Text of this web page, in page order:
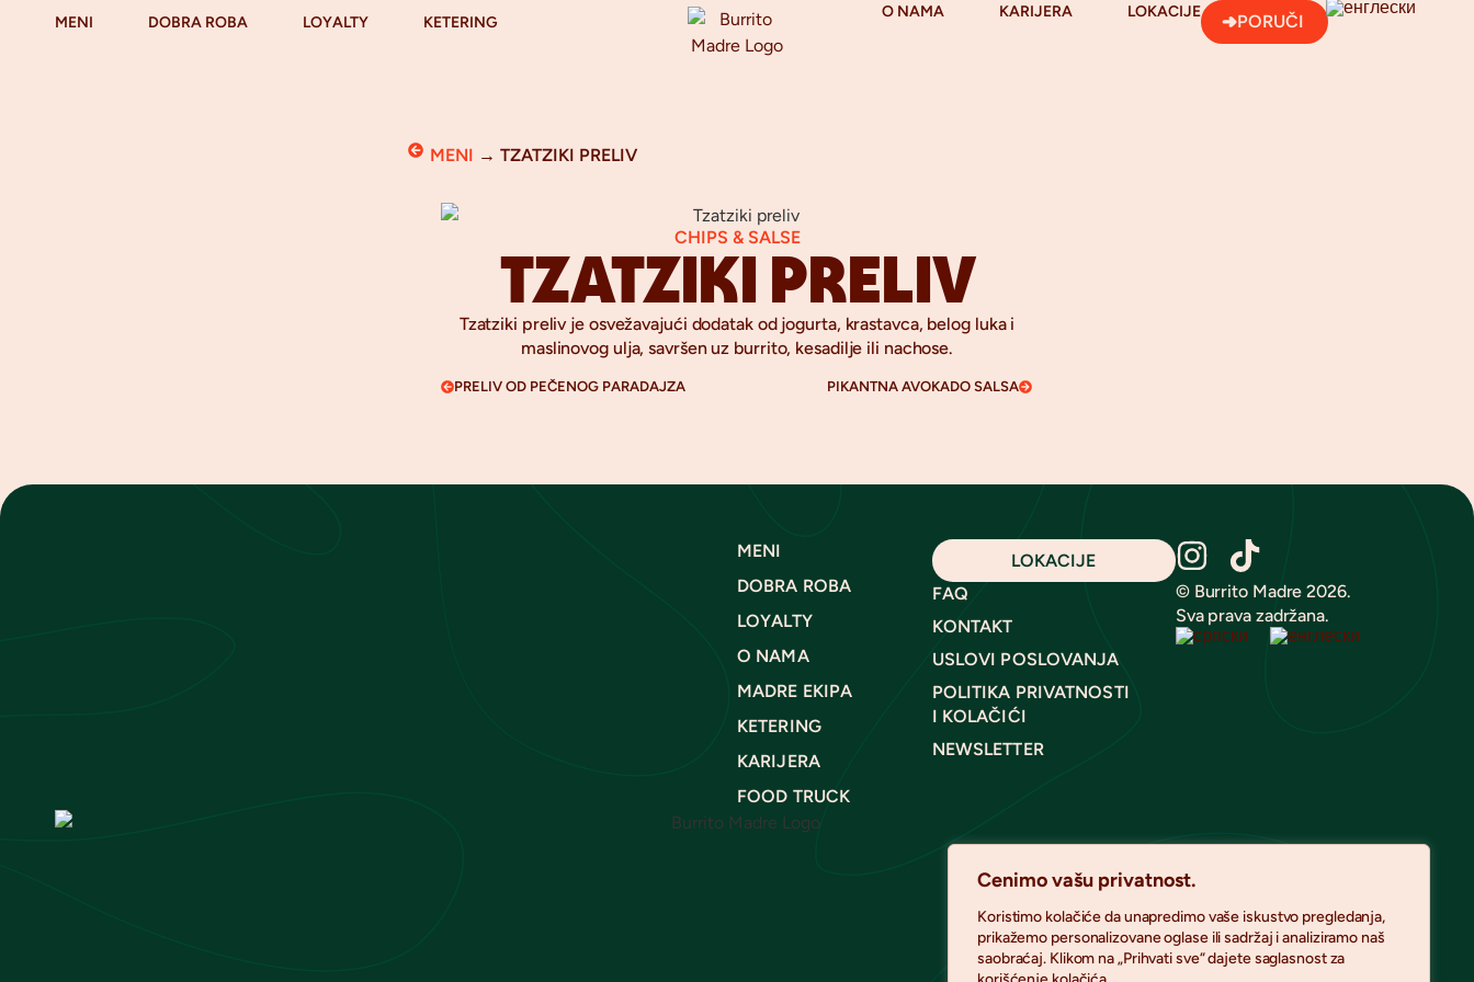
Cenimo vašu privatnost.
Koristimo kolačiće da unapredimo vaše iskustvo pregledanja,
prikažemo personalizovane oglase ili sadržaj i analiziramo naš
saobraćaj. Klikom na „Prihvati sve“ dajete saglasnost za
MENI DOBRA ROBA LOYALTY KETERING
O NAMA KARIJERA LOKACIJE PORUČI
MENI → TZATZIKI PRELIV
CHIPS & SALSE
TZATZIKI PRELIV
Tzatziki preliv je osvežavajući dodatak od jogurta, krastavca, belog luka i
maslinovog ulja, savršen uz burrito, kesadilje ili nachose.
PRELIV OD PEČENOG PARADAJZA PIKANTNA AVOKADO SALSA
MENI
DOBRA ROBA
LOYALTY
O NAMA
MADRE EKIPA
KETERING
KARIJERA
FOOD TRUCK
LOKACIJE
FAQ
KONTAKT
USLOVI POSLOVANJA
POLITIKA PRIVATNOSTI
I KOLAČIĆI
NEWSLETTER
© Burrito Madre 2026.
Sva prava zadržana.